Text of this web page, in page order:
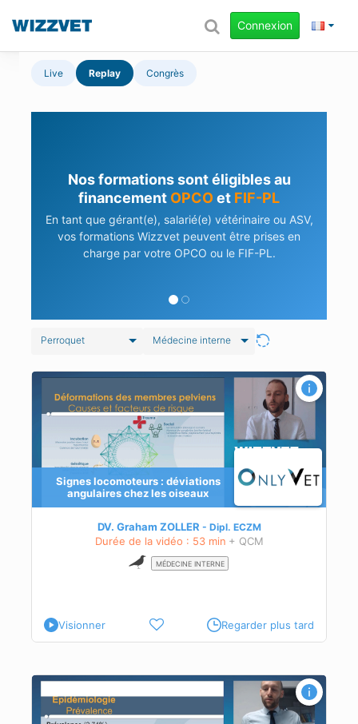
Connexion
Live Replay Congrès
Nos formations sont éligibles au
financement OPCOet FIF-PL
En tant que gérant(e), salarié(e) vétérinaire ou ASV,
vos formations Wizzvet peuvent être prises en
charge par votre OPCO ou le FIF-PL.
Perroquet Médecine interne
Signes locomoteurs : déviations
angulaires chez les oiseaux
DV. Graham ZOLLER Dipl. ECZM
Durée de la vidéo : 53 min + QCM
MÉDECINE INTERNE
Visionner Regarder plus tard